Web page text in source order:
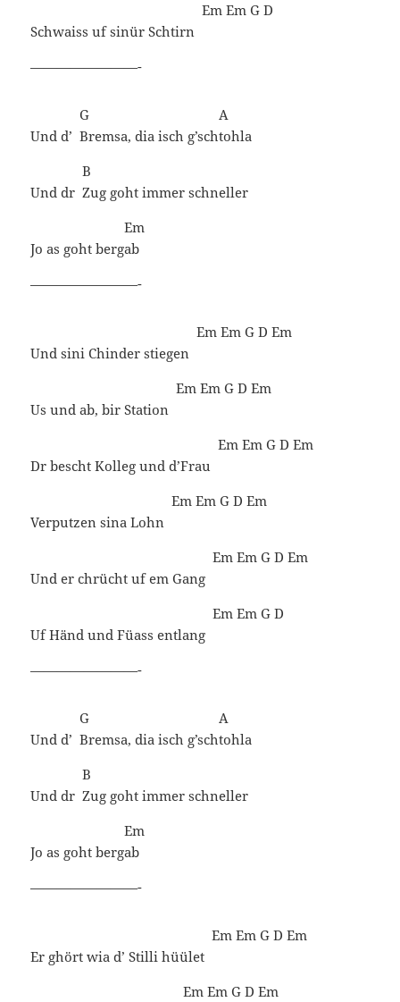
Schwaiss uf sinür Schtirn
Em Em G D
————————-
Und d’
G
Bremsa, dia isch g’sch
A
tohla
Und dr
B
Zug goht immer schneller
Jo as goht berg
Em
ab
————————-
Und sini Chinder stiegen
Em Em G D Em
Us und ab, bir Station
Em Em G D Em
Dr bescht Kolleg und d’Frau
Em Em G D Em
Verputzen sina Lohn
Em Em G D Em
Und er chrücht uf em Gang
Em Em G D Em
Uf Händ und Füass entlang
Em Em G D
————————-
Und d’
G
Bremsa, dia isch g’sch
A
tohla
Und dr
B
Zug goht immer schneller
Jo as goht berg
Em
ab
————————-
Er ghört wia d’ Stilli hüület
Em Em G D Em
Em Em G D Em